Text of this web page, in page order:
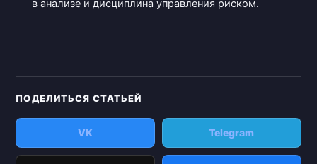
в анализе и дисциплина управления риском.
ПОДЕЛИТЬСЯ СТАТЬЕЙ
VK Telegram